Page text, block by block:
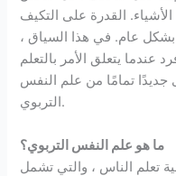
القدرة على التكيف
بشكل عام. في هذا السياق ،
عندما يتعلق الأمر بالتعلم
تمامًا من علم النفس
التربوي.
ما هو علم النفس التربوي؟
تعلم الناس ، والتي تشمل